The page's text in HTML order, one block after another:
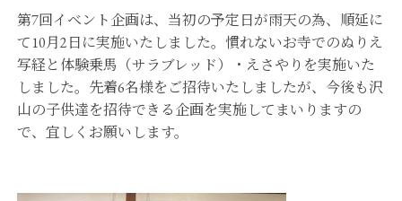
第7回イベント企画は、当初の予定日が雨天の為、順延に
て10月2日に実施いたしました。慣れないお寺でのぬりえ
写経と体験乗馬（サラブレッド）・えさやりを実施いた
しました。先着6名様をご招待いたしましたが、今後も沢
山の子供達を招待できる企画を実施してまいりますの
で、宜しくお願いします。